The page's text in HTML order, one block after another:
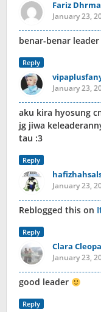
Fariz
January 23,
benar-benar
Reply
January 23,
aku kira hyosung
jg jiwa
tau :3
Reply
January 23,
Reblogged this on
Reply
Clara
January 23,
good leader
Reply